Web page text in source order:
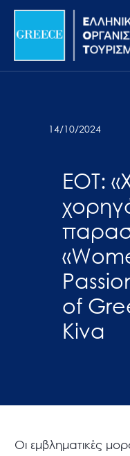
Σημείωση:
ιστότοπος
προσβασιμότητας.
Μετάβαση
περιεχόμενο
14/10/2024
ΕΟΤ:
of
Κίνα
Οι εμβληματικές